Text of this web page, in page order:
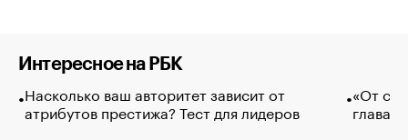
Интересное на РБК
Насколько ваш авторитет зависит от
атрибутов престижа? Тест для лидеров
«От
глава